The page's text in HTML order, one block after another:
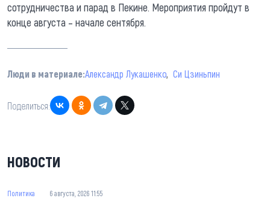
сотрудничества и парад в Пекине. Мероприятия пройдут в
конце августа – начале сентября.
Люди в материале:Александр Лукашенко Си Цзиньпин
Поделиться:
НОВОСТИ
Политика 6 августа, 2026 11:55